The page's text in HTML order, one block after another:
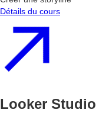
Détails du cours
Looker Studio